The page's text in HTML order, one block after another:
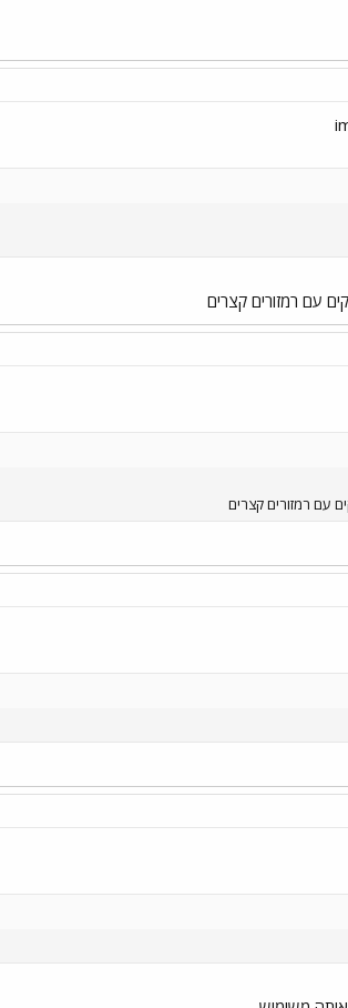
עם רמזורים קצרים
עם רמזורים קצרים